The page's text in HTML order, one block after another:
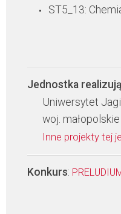
ST5_13:
Jednostka
Uniwersytet
woj. małopolskie
Inne projekty tej
Konkurs: